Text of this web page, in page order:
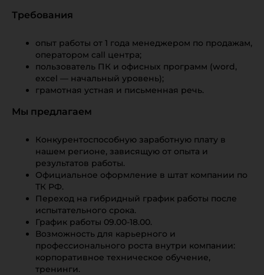
Требования
опыт работы от 1 года менеджером по продажам,
оператором call центра;
пользователь ПК и офисных программ (word,
excel — начальный уровень);
грамотная устная и письменная речь.
Мы предлагаем
Конкурентоспособную заработную плату в
нашем регионе, зависящую от опыта и
результатов работы.
Официальное оформление в штат компании по
ТК РФ.
Переход на гибридный график работы после
испытательного срока.
График работы 09.00-18.00.
Возможность для карьерного и
профессионального роста внутри компании:
корпоративное техническое обучение,
тренинги.